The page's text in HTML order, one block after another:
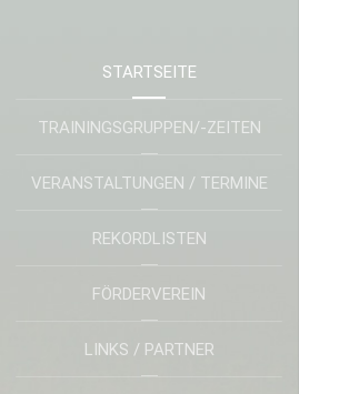
STARTSEITE
TRAININGSGRUPPEN/-ZEITEN
VERANSTALTUNGEN / TERMINE
REKORDLISTEN
FÖRDERVEREIN
LINKS / PARTNER